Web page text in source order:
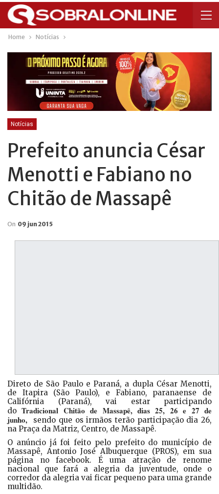
Home Notícias
Notícias
Prefeito anuncia César
Menotti e Fabiano no
Chitão de Massapê
On 09 jun 2015
Direto de São Paulo e Paraná, a dupla César Menotti,
de Itapira (São Paulo), e Fabiano, paranaense de
Califórnia (Paraná), vai estar participando
doTradicional Chitão de Massapê, dias 25, 26 e 27 de
junho,
sendo que os irmãos terão participação dia 26,
na Praça da Matriz, Centro, de Massapê.
O anúncio já foi feito pelo prefeito do município de
Massapê, Antonio José Albuquerque (PROS), em sua
página no facebook. É uma atração de renome
nacional que fará a alegria da juventude, onde o
corredor da alegria vai ficar pequeno para uma grande
multidão.